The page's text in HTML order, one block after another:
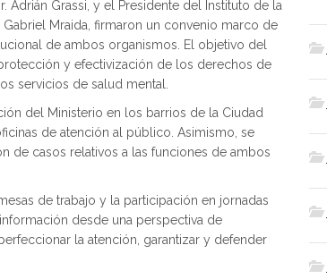
Adrián Grassi, y el Presidente del Instituto de la
Mraida, firmaron un convenio marco de
de ambos organismos. El objetivo del
y efectivización de los derechos de
servicios de salud mental.
del Ministerio en los barrios de la Ciudad
de atención al público. Asimismo, se
de casos relativos a las funciones de ambos
de trabajo y la participación en jornadas
desde una perspectiva de
la atención, garantizar y defender